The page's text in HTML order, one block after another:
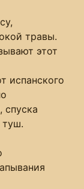
травы.
этот
испанского
спуска
туш.